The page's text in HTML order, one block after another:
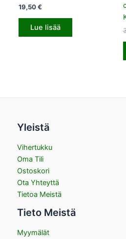
19,50€
Lue lisää
Yleistä
Vihertukku
Oma Tili
Ostoskori
Ota Yhteyttä
Tietoa Meistä
Tieto Meistä
Myymälät